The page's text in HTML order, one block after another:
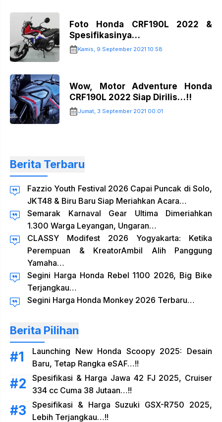
Foto Honda CRF190L 2022 &
Spesifikasinya…
Kamis, 9 September 2021 10:58
Wow, Motor Adventure Honda
CRF190L 2022 Siap Dirilis…!!
Jumat, 3 September 2021 00:01
Berita Terbaru
Fazzio Youth Festival 2026 Capai Puncak di Solo,
JKT48 & Biru Baru Siap Meriahkan Acara…
Semarak Karnaval Gear Ultima Dimeriahkan
1.300 Warga Leyangan, Ungaran…
CLASSY Modifest 2026 Yogyakarta: Ketika
Perempuan & KreatorAmbil Alih Panggung
Yamaha…
Segini Harga Honda Rebel 1100 2026, Big Bike
Terjangkau…
Segini Harga Honda Monkey 2026 Terbaru…
Berita Pilihan
Launching New Honda Scoopy 2025: Desain
Baru, Tetap Rangka eSAF…!!
Spesifikasi & Harga Jawa 42 FJ 2025, Cruiser
334 cc Cuma 38 Jutaan…!!
Spesifikasi & Harga Suzuki GSX-R750 2025,
Lebih Terjangkau…!!